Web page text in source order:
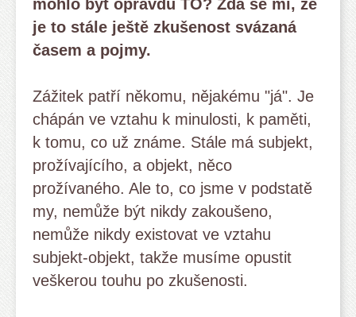
mohlo být opravdu TO? Zdá se mi, že
je to stále ještě zkušenost svázaná
časem a pojmy.
Zážitek patří někomu, nějakému "já". Je
chápán ve vztahu k minulosti, k paměti,
k tomu, co už známe. Stále má subjekt,
prožívajícího, a objekt, něco
prožívaného. Ale to, co jsme v podstatě
my, nemůže být nikdy zakoušeno,
nemůže nikdy existovat ve vztahu
subjekt-objekt, takže musíme opustit
veškerou touhu po zkušenosti.